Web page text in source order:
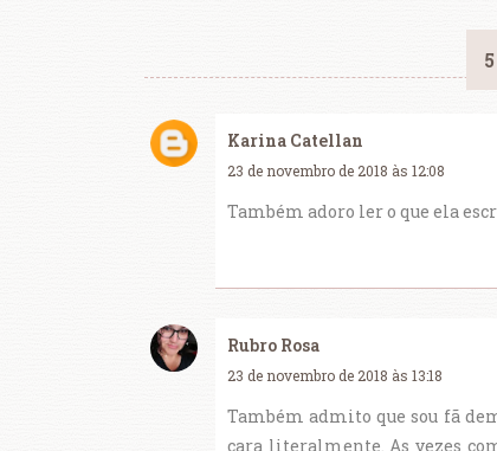
Karina Catellan
23 de novembro de 2018 às 12:08
Também adoro ler o que ela
Rubro Rosa
23 de novembro de 2018 às 13:18
Também admito que sou fã
cara literalmente. As vezes